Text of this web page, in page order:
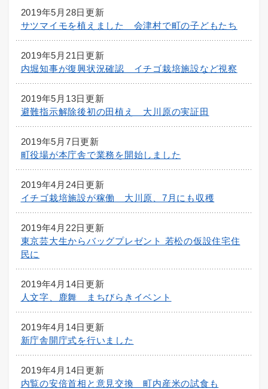
2019年5月28日更新
サツマイモを植えました 会津村で町の子どもたち
2019年5月21日更新
内堀知事が復興状況確認 イチゴ栽培施設など視察
2019年5月13日更新
避難指示解除後初の田植え 大川原の実証田
2019年5月7日更新
町役場が本庁舎で業務を開始しました
2019年4月24日更新
イチゴ栽培施設が稼働 大川原、7月にも収穫
2019年4月22日更新
東京芸大生からバッグプレゼント 若松の仮設住宅住
民に
2019年4月14日更新
人文字、鹿舞 まちびらきイベント
2019年4月14日更新
新庁舎開庁式を行いました
2019年4月14日更新
内覧の安倍首相と意見交換 町内産米の試食も